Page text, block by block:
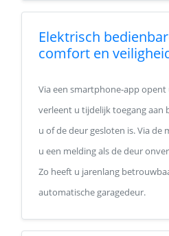
Elektrisch
comfort en
Via een smartphone-app
verleent u tijdelijk toegang aan
u of de deur gesloten is. Via
u een melding als de deur
Zo heeft u jarenlang
automatische garagedeur.